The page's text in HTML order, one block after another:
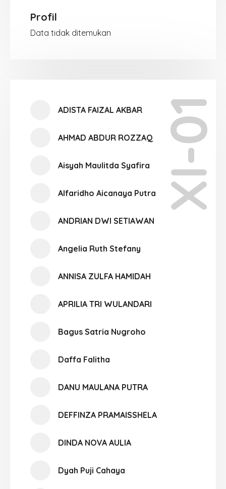
Profil
Data tidak ditemukan
XI-01
ADISTA FAIZAL AKBAR
AHMAD ABDUR ROZZAQ
Aisyah Maulitda Syafira
Alfaridho Aicanaya Putra
ANDRIAN DWI SETIAWAN
Angelia Ruth Stefany
ANNISA ZULFA HAMIDAH
APRILIA TRI WULANDARI
Bagus Satria Nugroho
Daffa Falitha
DANU MAULANA PUTRA
DEFFINZA PRAMAISSHELA
DINDA NOVA AULIA
Dyah Puji Cahaya